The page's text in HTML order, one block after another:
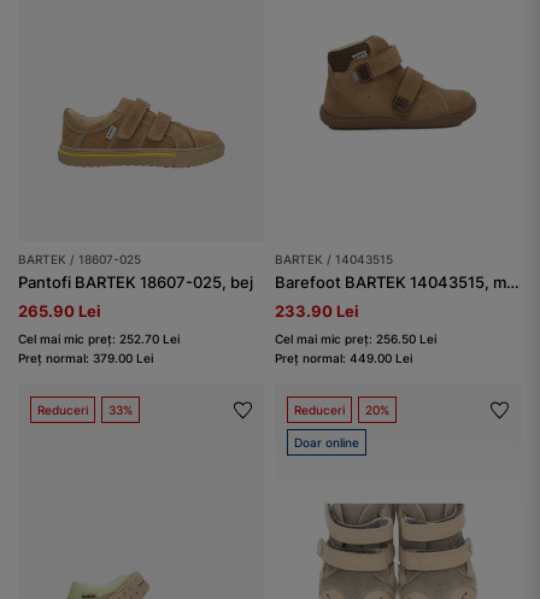
BARTEK / 18607-025
Pantofi BARTEK 18607-025, bej
265.90 Lei
Cel mai mic preț: 252.70 Lei
Preț normal: 379.00 Lei
BARTEK / 14043515
Barefoot BARTEK 14043515, maro-bej
233.90 Lei
Cel mai mic preț: 256.50 Lei
Preț normal: 449.00 Lei
Reduceri 33% Reduceri 20%
Doar online